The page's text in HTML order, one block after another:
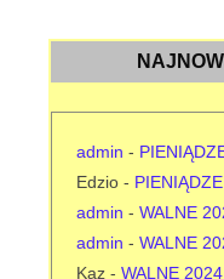
admin -
Edzio -
admin - WALNE
admin - WALNE
Kaz - WALNE 2024